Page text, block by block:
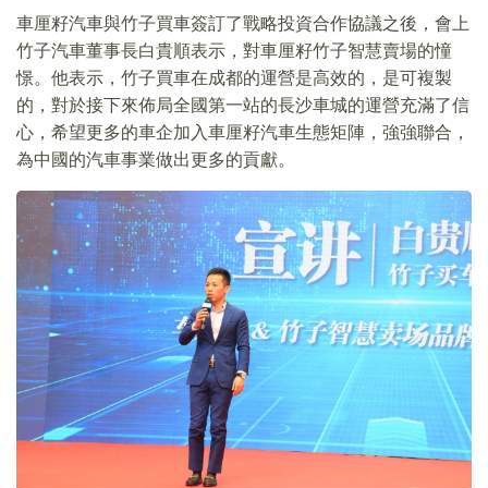
車厘籽汽車與竹子買車簽訂了戰略投資合作協議之後，會上
竹子汽車董事長白貴順表示，對車厘籽竹子智慧賣場的憧
憬。他表示，竹子買車在成都的運營是高效的，是可複製
的，對於接下來佈局全國第一站的長沙車城的運營充滿了信
心，希望更多的車企加入車厘籽汽車生態矩陣，強強聯合，
為中國的汽車事業做出更多的貢獻。